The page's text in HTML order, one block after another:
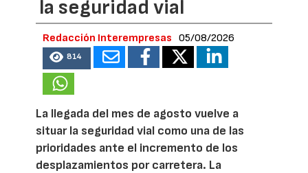
la seguridad vial
Redacción Interempresas 05/08/2026
814
La llegada del mes de agosto vuelve a
situar la seguridad vial como una de las
prioridades ante el incremento de los
desplazamientos por carretera. La